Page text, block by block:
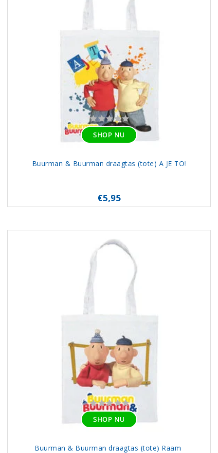
SHOP NU
Buurman & Buurman draagtas (tote) A JE TO!
€5,95
SHOP NU
Buurman & Buurman draagtas (tote) Raam